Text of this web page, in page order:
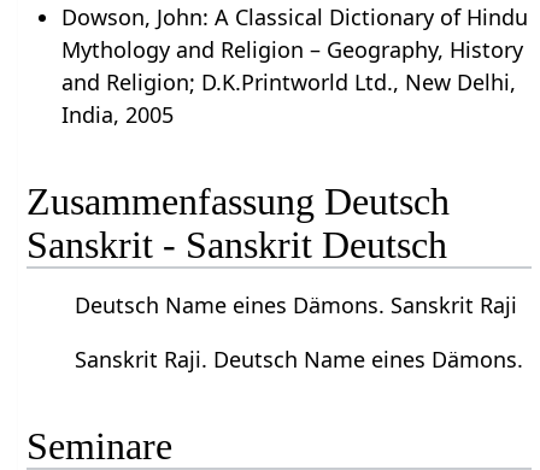
Dowson, John: A Classical Dictionary of Hindu
Mythology and Religion – Geography, History
and Religion; D.K.Printworld Ltd., New Delhi,
India, 2005
Zusammenfassung Deutsch
Sanskrit - Sanskrit Deutsch
Deutsch Name eines Dämons. Sanskrit Raji
Sanskrit Raji. Deutsch Name eines Dämons.
Seminare